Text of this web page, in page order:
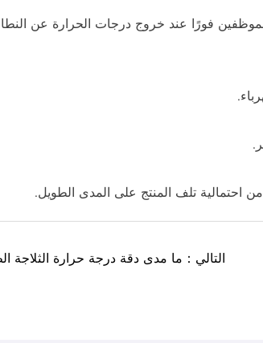
فورًا عند خروج درجات الحرارة عن
احتمالية تلف المنتج على المدى الطويل.
التالي：ما مدى دقة درجة حرارة الثلاجة